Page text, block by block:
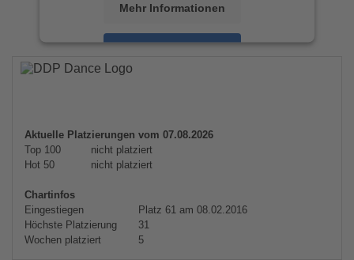
Mehr Informationen
Akzeptieren
powered by
Aktuelle Platzierungen vom 07.08.2026
Top 100
nicht platziert
Hot 50
nicht platziert
Chartinfos
Eingestiegen
Platz 61 am 08.02.2016
Höchste Platzierung
31
Wochen platziert
5